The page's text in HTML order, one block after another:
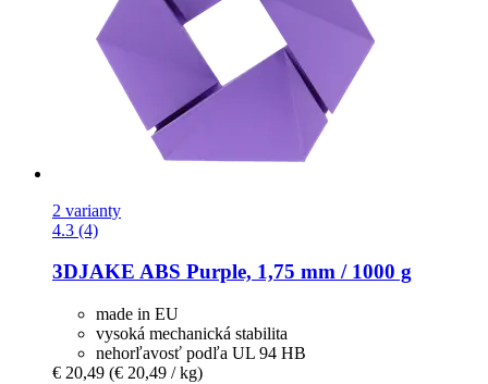
2 varianty
4.3 (4)
3DJAKE ABS Purple, 1,75 mm / 1000 g
made in EU
vysoká mechanická stabilita
nehorľavosť podľa UL 94 HB
€ 20,49 (€ 20,49 / kg)